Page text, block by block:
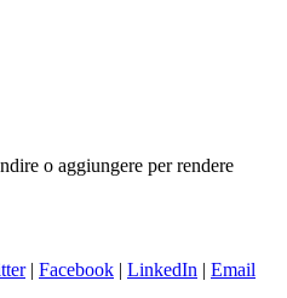
o aggiungere per rendere
| Facebook | LinkedIn | Email